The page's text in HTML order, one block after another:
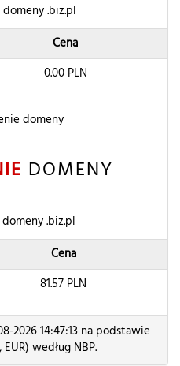
.biz.pl
Cena
0.00PLN
DOMENY
.biz.pl
Cena
81.57 PLN
2026 14:47:13 na podstawie
według NBP.